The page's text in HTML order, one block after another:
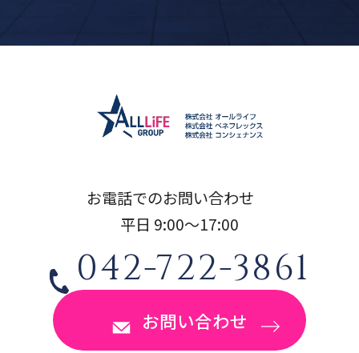
お電話でのお問い合わせ
平日 9:00〜17:00
042-722-3861
お問い合わせ